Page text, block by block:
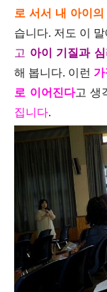
로 서서 내 아이
습니다. 저도 이
고 아이 기질과
해 봅니다. 이런
로 이어진다고 생
집니다.